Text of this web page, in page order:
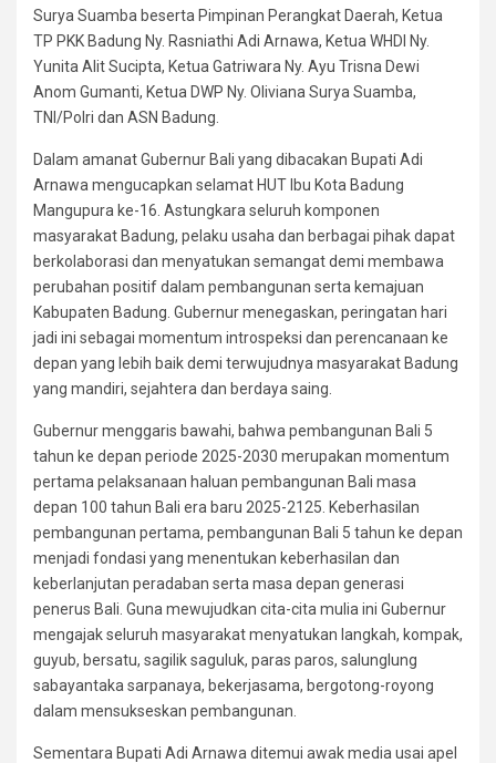
Surya Suamba beserta Pimpinan Perangkat Daerah, Ketua
TP PKK Badung Ny. Rasniathi Adi Arnawa, Ketua WHDI Ny.
Yunita Alit Sucipta, Ketua Gatriwara Ny. Ayu Trisna Dewi
Anom Gumanti, Ketua DWP Ny. Oliviana Surya Suamba,
TNI/Polri dan ASN Badung.
Dalam amanat Gubernur Bali yang dibacakan Bupati Adi
Arnawa mengucapkan selamat HUT Ibu Kota Badung
Mangupura ke-16. Astungkara seluruh komponen
masyarakat Badung, pelaku usaha dan berbagai pihak dapat
berkolaborasi dan menyatukan semangat demi membawa
perubahan positif dalam pembangunan serta kemajuan
Kabupaten Badung. Gubernur menegaskan, peringatan hari
jadi ini sebagai momentum introspeksi dan perencanaan ke
depan yang lebih baik demi terwujudnya masyarakat Badung
yang mandiri, sejahtera dan berdaya saing.
Gubernur menggaris bawahi, bahwa pembangunan Bali 5
tahun ke depan periode 2025-2030 merupakan momentum
pertama pelaksanaan haluan pembangunan Bali masa
depan 100 tahun Bali era baru 2025-2125. Keberhasilan
pembangunan pertama, pembangunan Bali 5 tahun ke depan
menjadi fondasi yang menentukan keberhasilan dan
keberlanjutan peradaban serta masa depan generasi
penerus Bali. Guna mewujudkan cita-cita mulia ini Gubernur
mengajak seluruh masyarakat menyatukan langkah, kompak,
guyub, bersatu, sagilik saguluk, paras paros, salunglung
sabayantaka sarpanaya, bekerjasama, bergotong-royong
dalam mensukseskan pembangunan.
Sementara Bupati Adi Arnawa ditemui awak media usai apel